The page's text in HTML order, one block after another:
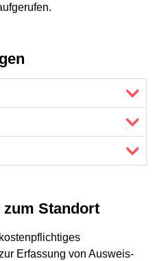
Standort
Erfassung von Ausweis-